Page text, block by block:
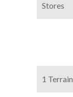
Stores
1 Terrain